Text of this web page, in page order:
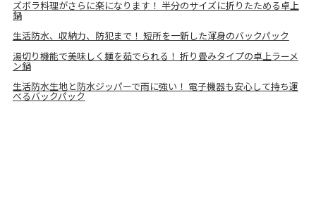
ズボラ料理がさらに楽になります！ 半分のサイズに折りたためる卓上
鍋
生活防水、収納力、防犯まで！ 短所を一新した渾身のバックパック
湯切り機能で美味しく麺を茹でられる！ 折り畳みタイプの卓上ラーメ
ン鍋
生活防水生地と防水ジッパーで雨に強い！ 電子機器も安心して持ち運
べるバックパック